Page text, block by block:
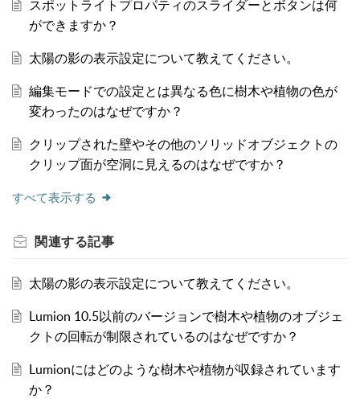
スポットライトプロパティのスライダーとボタンは何
ができますか？
太陽の影の表示設定について教えてください。
編集モードでの設定とは異なる色に樹木や植物の色が
変わったのはなぜですか？
クリップされた壁やその他のソリッドオブジェクトの
クリップ面が空洞に見えるのはなぜですか？
すべて表示する
関連する記事
太陽の影の表示設定について教えてください。
Lumion 10.5以前のバージョンで樹木や植物のオブジェ
クトの回転が制限されているのはなぜですか？
Lumionにはどのような樹木や植物が収録されています
か？